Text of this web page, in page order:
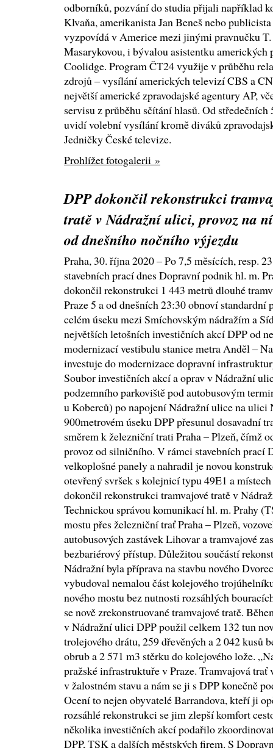
odborníků, pozvání do studia přijali například
Klvaňa, amerikanista Jan Beneš nebo
vyzpovídá v Americe mezi jinými pravnučku
Masarykovou, i bývalou asistentku amerických
Coolidge. Program ČT24 využije v průběhu
zdrojů – vysílání amerických televizí CBS a
největší americké zpravodajské agentury AP,
servisu z průběhu sčítání hlasů. Od
uvidí volební vysílání kromě diváků
Jedničky České televize.
Prohlížet fotogalerii »
DPP dokončil rekonstrukci
tratě v Nádražní ulici, provoz na
od dnešního nočního výjezdu
Praha, 30. října 2020 – Po 7,5 měsících, resp.
stavebních prací dnes Dopravní podnik hl. m.
dokončil rekonstrukci 1 443 metrů dlouhé
Praze 5 a od dnešních 23:30 obnoví standardní
celém úseku mezi Smíchovským nádražím a
největších letošních investičních akcí DPP od
modernizací vestibulu stanice metra Anděl –
investuje do modernizace dopravní
Soubor investičních akcí a oprav v Nádražní
podzemního parkoviště pod autobusovým
u Koberců) po napojení Nádražní ulice na ulici
900metrovém úseku DPP přesunul dosavadní
směrem k železniční trati Praha – Plzeň, čímž
provoz od silničního. V rámci stavebních prací
velkoplošné panely a nahradil je novou
otevřený svršek s kolejnicí typu 49E1 a
dokončil rekonstrukci tramvajové tratě v
Technickou správou komunikací hl. m. Prahy
mostu přes železniční trať Praha – Plzeň,
autobusových zastávek Lihovar a tramvajové
bezbariérový přístup. Důležitou součástí
Nádražní byla příprava na stavbu nového
vybudoval nemalou část kolejového
nového mostu bez nutnosti rozsáhlých
se nově zrekonstruované tramvajové tratě.
v Nádražní ulici DPP použil celkem 132 tun
trolejového drátu, 259 dřevěných a 2 042 kusů
obrub a 2 571 m3 stěrku do kolejového lože.
pražské infrastruktuře v Praze. Tramvajová
v žalostném stavu a nám se ji s DPP konečně
Ocení to nejen obyvatelé Barrandova, kteří ji
rozsáhlé rekonstrukci se jim zlepší komfort
několika investičních akcí podařilo
DPP, TSK a dalších městských firem. S